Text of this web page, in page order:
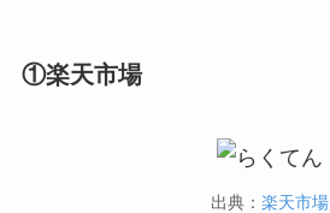
①楽天市場
出典： 楽天市場